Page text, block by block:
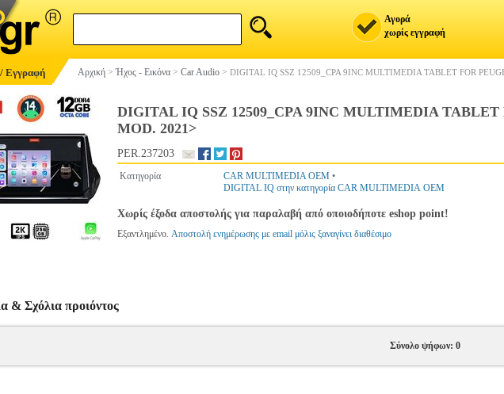
Αγορά
χωρίς εγγραφή
Εγγραφή Αρχική >Ήχος - Εικόνα > Car Audio > DIGITAL IQ SSZ 12509_CPA 9INC MULTIMEDIA TABLET FOR
DIGITAL IQ SSZ 12509_CPA 9INC MULTIMEDIA TABLET
MOD. 2021>
PER.237203
Κατηγορία CAR MULTIMEDIA OEM •
DIGITAL IQ στην κατηγορία CAR MULTIMEDIA OEM
Χωρίς έξοδα αποστολής για παραλαβή από οποιοδήποτε eshop point!
Εξαντλημένο. Αποστολή ενημέρωσης με email μόλις ξαναγίνει διαθέσιμο
& Σχόλια προιόντος
Σύνολο ψήφων: 0